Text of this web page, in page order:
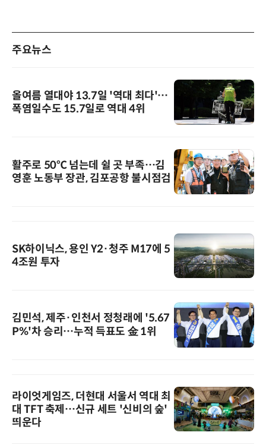
주요뉴스
올여름 열대야 13.7일 '역대 최다'…
폭염일수도 15.7일로 역대 4위
활주로 50℃ 넘는데 쉴 곳 부족…김
영훈 노동부 장관, 김포공항 불시점검
SK하이닉스, 용인 Y2·청주 M17에 5
4조원 투자
김민석, 제주·인천서 정청래에 '5.67
P%'차 승리…누적 득표도 金 1위
라이엇게임즈, 더현대 서울서 역대 최
대 TFT 축제…신규 세트 '신비의 숲'
띄운다